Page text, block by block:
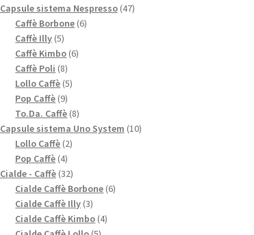
prodotti
Capsule sistema Nespresso 4747
Caffè Borbone 66
Caffè Illy 55
prodotti
Caffè Kimbo 66
Caffè Poli 88
prodotti
Lollo Caffè 55
Pop Caffè 99
prodotti
To.Da. Caffè 88
prodotti
Capsule sistema Uno System 1010
Lollo Caffè 22
Pop Caffè 44
prodotti
Cialde - Caffè 3232
prodotti
Cialde Caffè Borbone 66
Cialde Caffè Illy 33
prodotti
Cialde Caffè Kimbo 44